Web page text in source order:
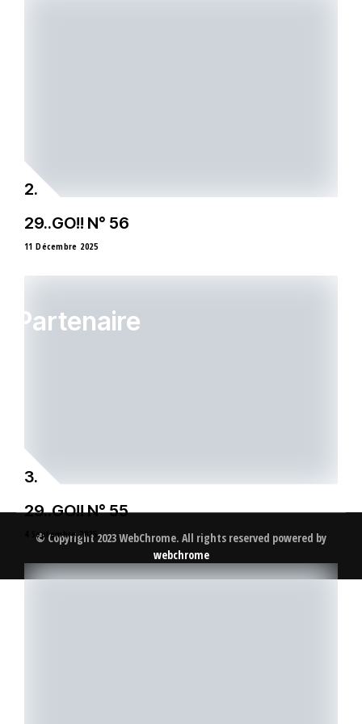
29..GO!! N° 56
11 Décembre 2025
29..GO!! N° 55
4 Septembre 2025
Partenaire
© Copyright 2023 WebChrome. All rights reserved powered by
webchrome